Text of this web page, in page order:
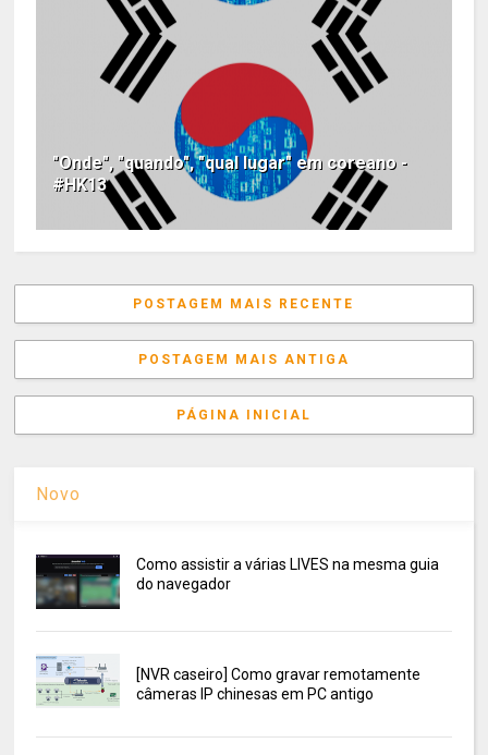
"Onde", "quando", "qual lugar" em coreano -
#HK13
POSTAGEM MAIS RECENTE
POSTAGEM MAIS ANTIGA
PÁGINA INICIAL
Novo
Como assistir a várias LIVES na mesma guia
do navegador
[NVR caseiro] Como gravar remotamente
câmeras IP chinesas em PC antigo